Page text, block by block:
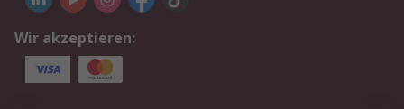
Wir akzeptieren: